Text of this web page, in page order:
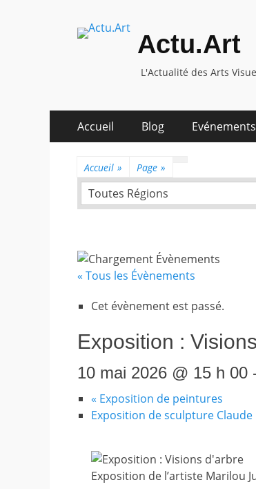
Actu.Art
L'Actualité des Arts
Premier
menu
Accueil Blog Evénements
Accueil » Page »
Toutes Régions
« Tous les Évènements
Cet évènement est passé.
Exposition :
10 mai 2026 @ 15 h 00
« Exposition de peintures
Exposition de sculpture
Exposition de l’artiste Marilou